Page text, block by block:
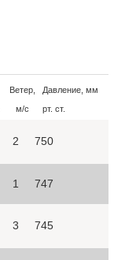
Ветер,
м/с
Давление, мм
рт. ст.
2 750
1 747
3 745